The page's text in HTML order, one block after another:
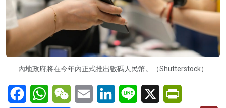
內地政府將在今年內正式推出數碼人民幣。（Shutterstock）
FacebookWhatsAppWeChatEmail LinkedInLine X